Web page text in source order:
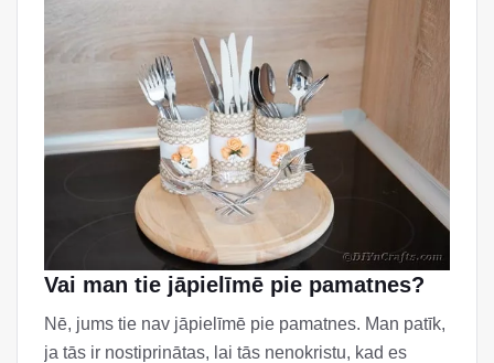
Vai man tie jāpielīmē pie pamatnes?
Nē, jums tie nav jāpielīmē pie pamatnes. Man patīk,
ja tās ir nostiprinātas, lai tās nenokristu, kad es